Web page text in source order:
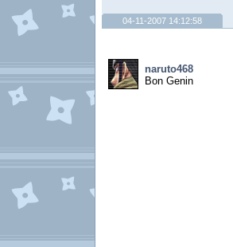
04-11-2007 14:12:58
naruto468
Bon Genin